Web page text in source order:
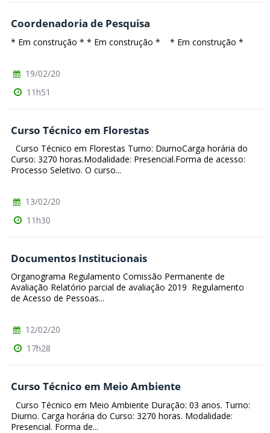
Coordenadoria de Pesquisa
* Em construção * * Em construção * * Em construção *
19/02/20
11h51
Curso Técnico em Florestas
Curso Técnico em Florestas Turno: DiurnoCarga horária do
Curso: 3270 horas.Modalidade: Presencial.Forma de acesso:
Processo Seletivo. O curso...
13/02/20
11h30
Documentos Institucionais
Organograma Regulamento Comissão Permanente de
Avaliação Relatório parcial de avaliação 2019 Regulamento
de Acesso de Pessoas...
12/02/20
17h28
Curso Técnico em Meio Ambiente
Curso Técnico em Meio Ambiente Duração: 03 anos. Turno:
Diurno. Carga horária do Curso: 3270 horas. Modalidade:
Presencial. Forma de...